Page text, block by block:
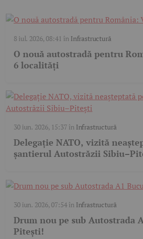
8 iul. 2026, 08:41 în Infrastructură
O nouă autostradă pentru
6 localități
30 iun. 2026, 15:37în Infrastructură
Delegație NATO, vizită
șantierul Autostrăzii
30 iun. 2026, 07:54în Infrastructură
Drum nou pe sub Autostrada
Pitești!